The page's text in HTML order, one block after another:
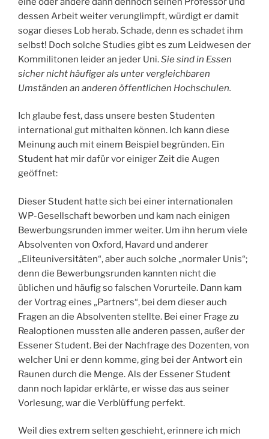
dessen Arbeit weiter verunglimpft, würdigt er damit
sogar dieses Lob herab. Schade, denn es schadet ihm
selbst! Doch solche Studies gibt es zum Leidwesen der
Kommilitonen leider an jeder Uni.Sie sind in Essen
sicher nicht häufiger als unter vergleichbaren
Umständen an anderen öffentlichen Hochschulen.
Ich glaube fest, dass unsere besten Studenten
international gut mithalten können. Ich kann diese
Meinung auch mit einem Beispiel begründen. Ein
Student hat mir dafür vor einiger Zeit die Augen
geöffnet:
Dieser Student hatte sich bei einer internationalen
WP-Gesellschaft beworben und kam nach einigen
Bewerbungsrunden immer weiter. Um ihn herum viele
Absolventen von Oxford, Havard und anderer
„Eliteuniversitäten“, aber auch solche „normaler Unis“;
denn die Bewerbungsrunden kannten nicht die
üblichen und häufig so falschen Vorurteile. Dann kam
der Vortrag eines „Partners“, bei dem dieser auch
Fragen an die Absolventen stellte. Bei einer Frage zu
Realoptionen mussten alle anderen passen, außer der
Essener Student. Bei der Nachfrage des Dozenten, von
welcher Uni er denn komme, ging bei der Antwort ein
Raunen durch die Menge. Als der Essener Student
dann noch lapidar erklärte, er wisse das aus seiner
Vorlesung, war die Verblüffung perfekt.
Weil dies extrem selten geschieht, erinnere ich mich